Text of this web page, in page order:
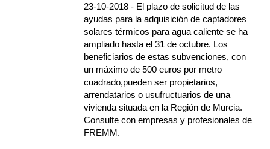
23-10-2018 - El plazo de solicitud de las
ayudas para la adquisición de captadores
solares térmicos para agua caliente se ha
ampliado hasta el 31 de octubre. Los
beneficiarios de estas subvenciones, con
un máximo de 500 euros por metro
cuadrado,pueden ser propietarios,
arrendatarios o usufructuarios de una
vivienda situada en la Región de Murcia.
Consulte con empresas y profesionales de
FREMM.